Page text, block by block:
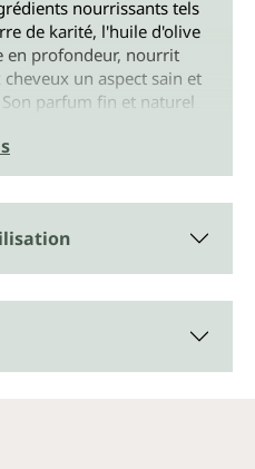
nourrissants tels
de karité, l'huile d'olive
en profondeur, nourrit
un aspect sain et
parfum fin et naturel
naturelle
de sodium cocoyl
particulièrement
et les résidus
ni le cuir chevelu. Le
une utilisation